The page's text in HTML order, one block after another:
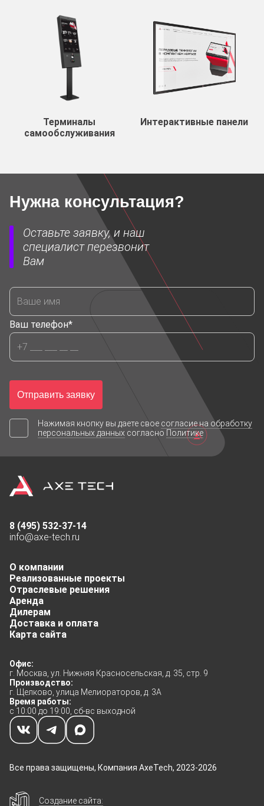
Терминалы
самообслуживания
Интерактивные панели
Нужна консультация?
Оставьте заявку, и наш
специалист перезвонит
Вам
Ваш телефон*
Отправить заявку
Нажимая кнопку вы даете свое согласие на обработку
персональных данных согласно Политике
О компании
Реализованные проекты
Отраслевые решения
Аренда
Дилерам
Доставка и оплата
Карта сайта
Офис:
г. Москва, ул. Нижняя Красносельская, д. 35, стр. 9
Производство:
г. Щелково, улица Мелиораторов, д. 3А
Время работы:
с 10:00 до 19:00, сб-вс выходной
8 (495) 532-37-14
info@axe-tech.ru
Все права защищены, Компания AxeTech, 2023-2026
Создание сайта: